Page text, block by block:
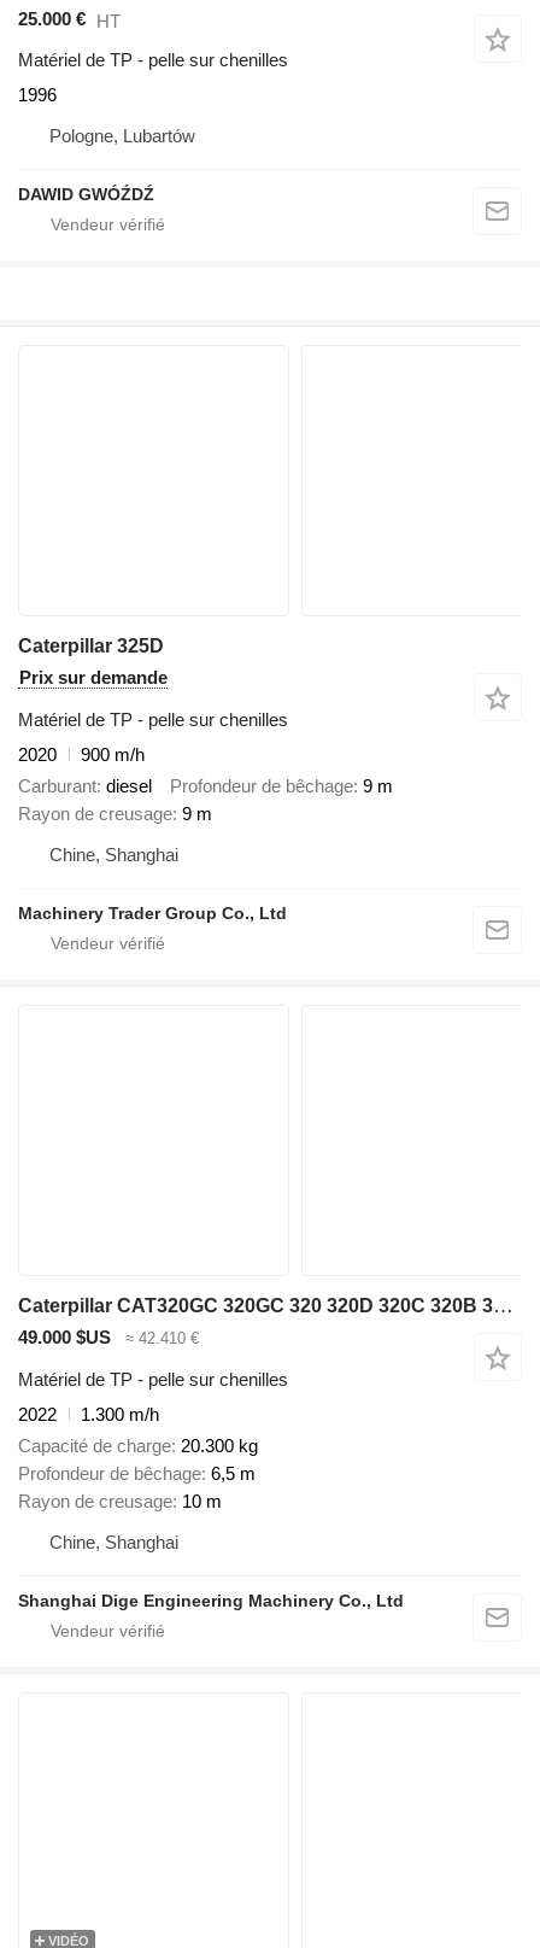
25.000 € HT
Matériel de TP - pelle sur chenilles
1996
Pologne, Lubartów
DAWID GWÓŹDŹ
Caterpillar 325D
Prix sur demande
Matériel de TP - pelle sur chenilles
2020
900 m/h
Carburant diesel Profondeur de bêchage 9 m
Rayon de creusage 9 m
Chine, Shanghai
Machinery Trader Group Co., Ltd
Caterpillar CAT320GC 320GC 320 320D 320C 320B 320E 323GC 323D 325D 329D 330D
49.000 $US ≈ 42.410 €
Matériel de TP - pelle sur chenilles
2022
1.300 m/h
Capacité de charge 20.300 kg
Profondeur de bêchage 6,5 m
Rayon de creusage 10 m
Chine, Shanghai
Shanghai Dige Engineering Machinery Co., Ltd
VIDÉO